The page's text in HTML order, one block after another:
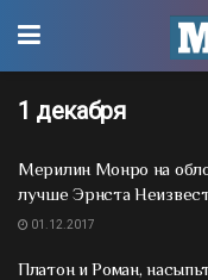
1 декабря
Мерилин Монро на
лучше Эрнста
01.12.2017
Платон и Роман,